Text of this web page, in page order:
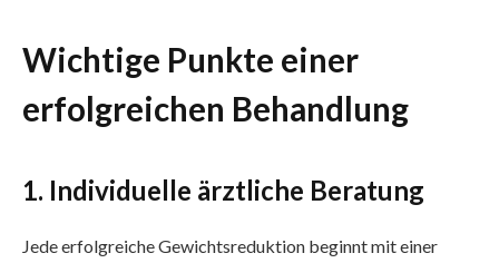
Wichtige Punkte einer
erfolgreichen Behandlung
1. Individuelle ärztliche Beratung
Jede erfolgreiche Gewichtsreduktion beginnt mit einer